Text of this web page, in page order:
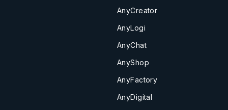
AnyCreator
AnyLogi
AnyChat
AnyShop
AnyFactory
AnyDigital